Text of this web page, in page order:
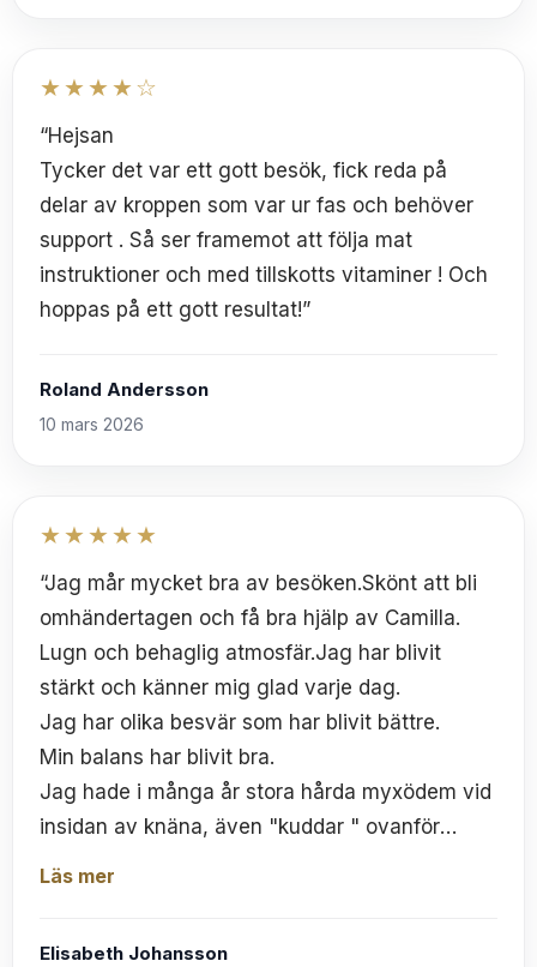
★★★★☆
“Hejsan
Tycker det var ett gott besök, fick reda på
delar av kroppen som var ur fas och behöver
support . Så ser framemot att följa mat
instruktioner och med tillskotts vitaminer ! Och
hoppas på ett gott resultat!”
Roland Andersson
10 mars 2026
★★★★★
“Jag mår mycket bra av besöken.Skönt att bli
omhändertagen och få bra hjälp av Camilla.
Lugn och behaglig atmosfär.Jag har blivit
stärkt och känner mig glad varje dag.
Jag har olika besvär som har blivit bättre.
Min balans har blivit bra.
Jag hade i många år stora hårda myxödem vid
insidan av knäna, även "kuddar " ovanför
knäna och vid utsidan ovanför anklarna.De fick
Läs mer
Elisabeth Johansson